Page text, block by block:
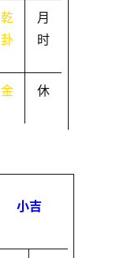
乾
卦
月
时
金 休
小吉